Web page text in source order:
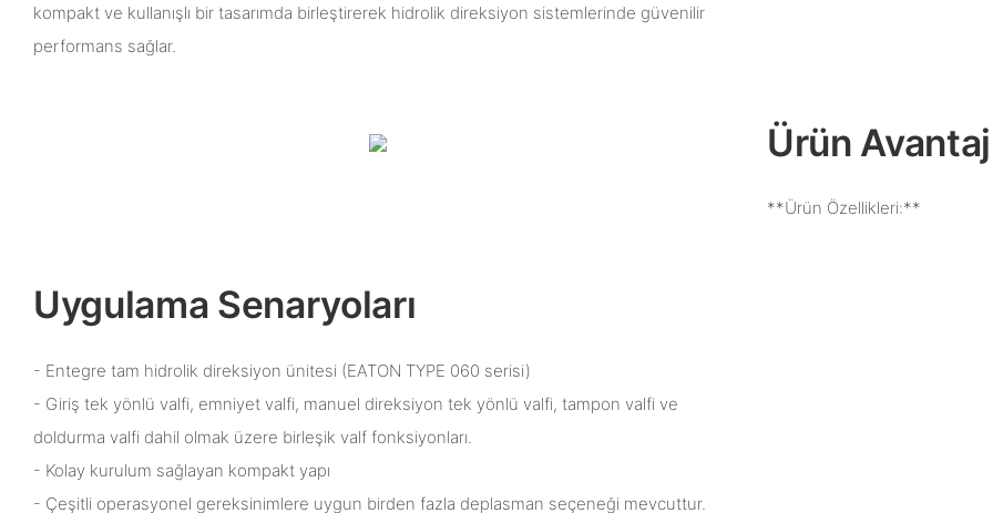
kompakt ve kullanışlı bir tasarımda birleştirerek hidrolik direksiyon sistemlerinde güvenilir
performans sağlar.
Ürün
**Ürün Özellikleri:**
Uygulama Senaryoları
- Entegre tam hidrolik direksiyon ünitesi (EATON TYPE 060 serisi)
- Giriş tek yönlü valfi, emniyet valfi, manuel direksiyon tek yönlü valfi, tampon valfi ve
doldurma valfi dahil olmak üzere birleşik valf fonksiyonları.
- Kolay kurulum sağlayan kompakt yapı
- Çeşitli operasyonel gereksinimlere uygun birden fazla deplasman seçeneği mevcuttur.